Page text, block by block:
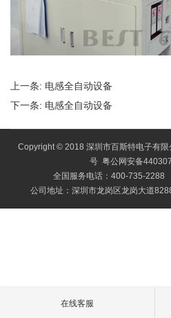
上一条: 电感全自动设备
下一条: 电感全自动设备
Copyright © 2018 深圳市百斯特电子有限
号 粤公网安备
全国服务电话：400-735-2288
公司地址：深圳市龙岗区龙岗大道
在线客服